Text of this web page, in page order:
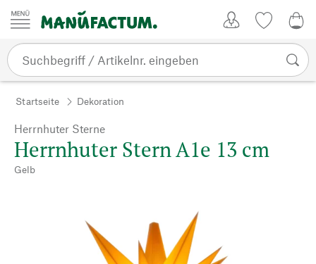
Zum Inhalt springen
Startseite Dekoration
Herrnhuter Sterne
Herrnhuter Stern A1e 13 cm
Gelb